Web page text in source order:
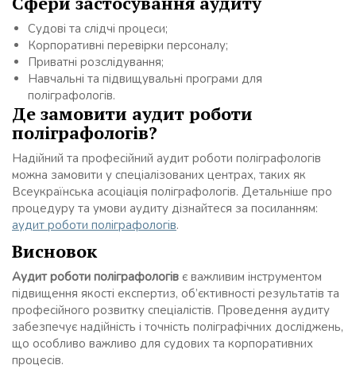
Судові та слідчі процеси;
Корпоративні перевірки персоналу;
Приватні розслідування;
Навчальні та підвищувальні програми для
поліграфологів.
Де замовити аудит роботи
поліграфологів?
Надійний та професійний аудит роботи поліграфологів
можна замовити у спеціалізованих центрах, таких як
Всеукраїнська асоціація поліграфологів. Детальніше про
процедуру та умови аудиту дізнайтеся за посиланням:
аудит роботи поліграфологів.
Висновок
Аудит роботи поліграфологів є важливим інструментом
підвищення якості експертиз, об’єктивності результатів та
професійного розвитку спеціалістів. Проведення аудиту
забезпечує надійність і точність поліграфічних досліджень,
що особливо важливо для судових та корпоративних
процесів.